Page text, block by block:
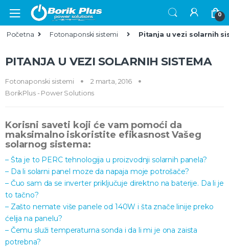
Skip to navigation
Skip to content
0
Početna Fotonaponski sistemi Pitanja u vezi solarnih
PITANJA U VEZI SOLARNIH SISTEMA
Fotonaponski sistemi
2 marta, 2016
BorikPlus - Power Solutions
Korisni saveti koji će vam pomoći da
maksimalno iskoristite efikasnost Vašeg
solarnog sistema:
– Šta je to PERC tehnologija u proizvodnji solarnih panela?
– Da li solarni panel moze da napaja moje potrošače?
– Čuo sam da se inverter priključuje direktno na baterije. Da li je
to tačno?
– Zašto nemate više panele od 140W i šta znače linije preko
ćelija na panelu?
– Čemu služi temperaturna sonda i da li mi je ona zaista
potrebna?